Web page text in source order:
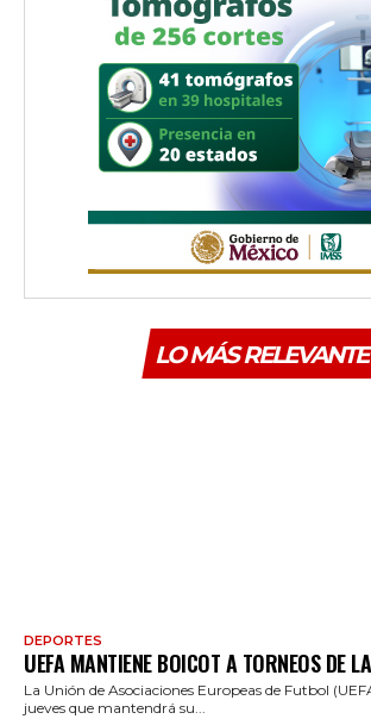
LO MÁS RELEVANTE
DEPORTES
UEFA MANTIENE BOICOT A TORNEOS DE
La Unión de Asociaciones Europeas de Futbol
jueves que mantendrá su...